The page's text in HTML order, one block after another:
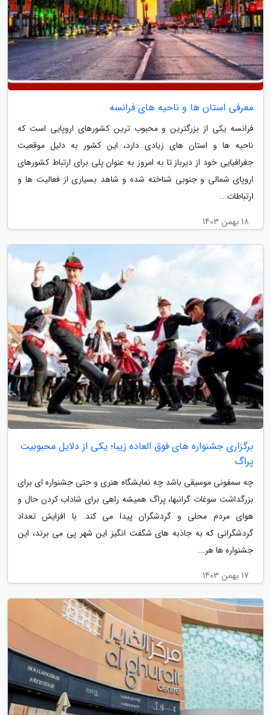
معرفی استان ها و ناحیه های فرانسه
فرانسه یکی از بزرگترین و محبوب ترین کشورهای اروپایی است که
ناحیه ها و استان های زیادی دارد، این کشور به دلیل موقعیت
جغرافیایی خود از دیرباز تا به امروز به عنوان پلی برای ارتباط کشورهای
اروپای شمالی و جنوبی شناخته شده و شاهد بسیاری از فعالیت ها و
ارتباطات...
18 بهمن 1403
برگزاری جشنواره های فوق العاده زیبا؛ یکی از دلایل محبوبیت
پراگ
چه سمفونی موسیقی باشد چه نمایشگاه هنری و حتی جشنواره ای برای
بزرگداشت سوغات گرانبها، پراگ همیشه راهی برای شاداب کردن حال و
هوای مردم محلی و گردشگران پیدا می کند. با افزایش تعداد
گردشگرانی که به جاذبه های شگفت انگیز این شهر پی می برند، این
جشنواره ها هر...
17 بهمن 1403